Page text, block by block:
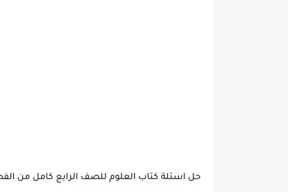
حل اسئلة كتاب العلوم للصف الرابع كامل من